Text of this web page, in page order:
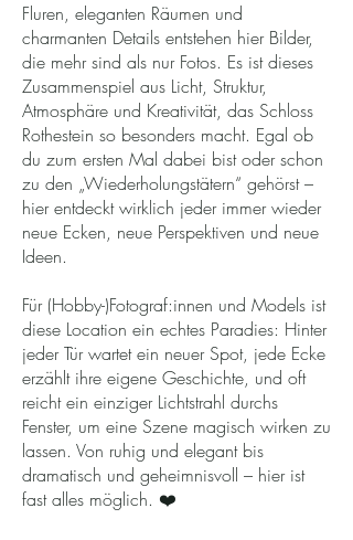
Fluren, eleganten Räumen und
charmanten Details entstehen hier Bilder,
die mehr sind als nur Fotos. Es ist dieses
Zusammenspiel aus Licht, Struktur,
Atmosphäre und Kreativität, das Schloss
Rothestein so besonders macht. Egal ob
du zum ersten Mal dabei bist oder schon
zu den „Wiederholungstätern“ gehörst –
hier entdeckt wirklich jeder immer wieder
neue Ecken, neue Perspektiven und neue
Ideen.
Für (Hobby-)Fotograf:innen und Models ist
diese Location ein echtes Paradies: Hinter
jeder Tür wartet ein neuer Spot, jede Ecke
erzählt ihre eigene Geschichte, und oft
reicht ein einziger Lichtstrahl durchs
Fenster, um eine Szene magisch wirken zu
lassen. Von ruhig und elegant bis
dramatisch und geheimnisvoll – hier ist
fast alles möglich. ❤️